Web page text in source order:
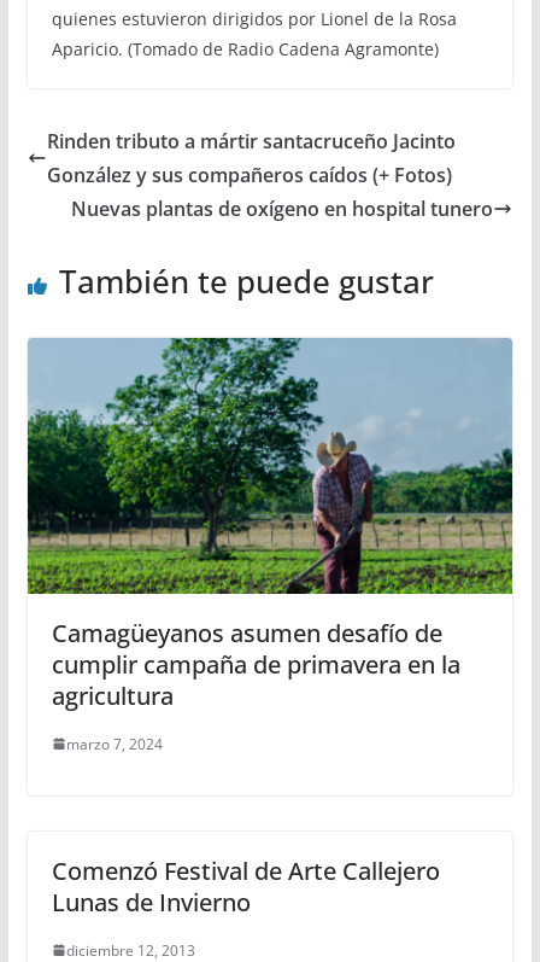
quienes estuvieron dirigidos por Lionel de la Rosa
Aparicio. (Tomado de Radio Cadena Agramonte)
Rinden tributo a mártir santacruceño Jacinto
González y sus compañeros caídos (+ Fotos)
Nuevas plantas de oxígeno en hospital tunero
También te puede gustar
Camagüeyanos asumen desafío de
cumplir campaña de primavera en la
agricultura
marzo 7, 2024
Comenzó Festival de Arte Callejero
Lunas de Invierno
diciembre 12, 2013